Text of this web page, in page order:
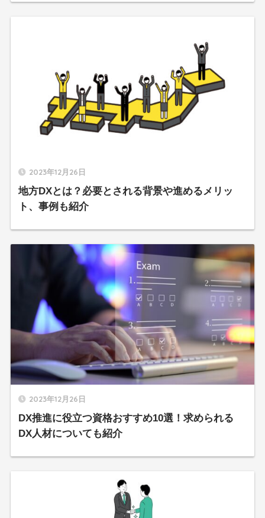
2023年12月26日
地方DXとは？必要とされる背景や進めるメリッ
ト、事例も紹介
2023年12月26日
DX推進に役立つ資格おすすめ10選！求められる
DX人材についても紹介